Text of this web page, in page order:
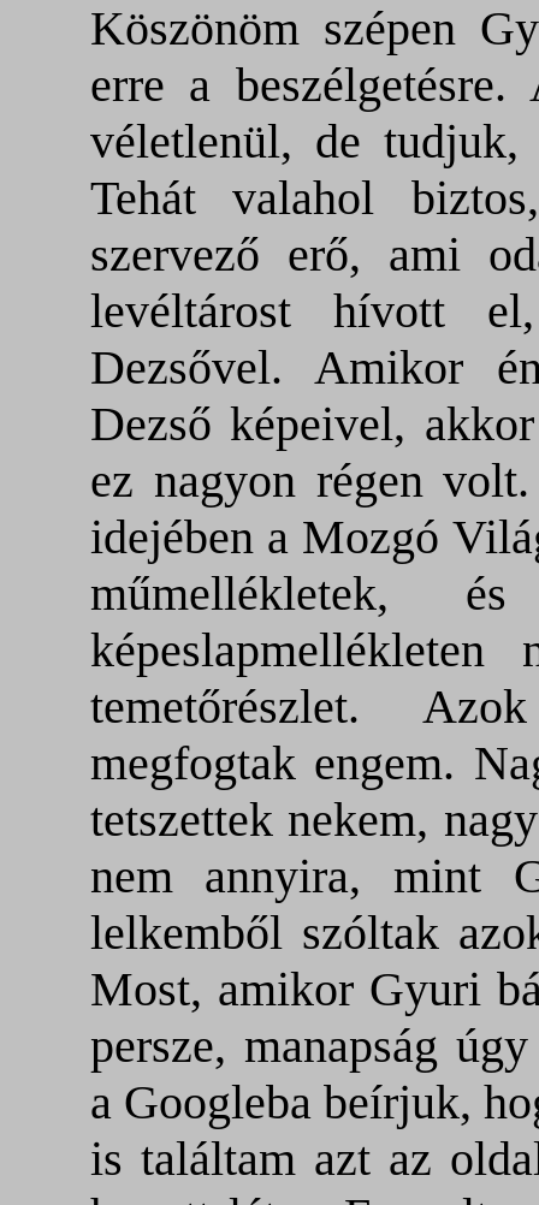
Köszönöm szépen
erre a
véletlenül, de tudjuk,
Tehát valahol
szervező erő, ami
levéltárost hívott
Dezsővel. Amikor
Dezső képeivel,
ez nagyon régen
idejében a Mozgó
műmellékletek, és
temetőrészlet.
megfogtak engem.
tetszettek nekem,
nem annyira, mint
lelkemből szóltak
Most, amikor Gyuri
persze, manapság
a Googleba beírjuk,
is találtam azt az